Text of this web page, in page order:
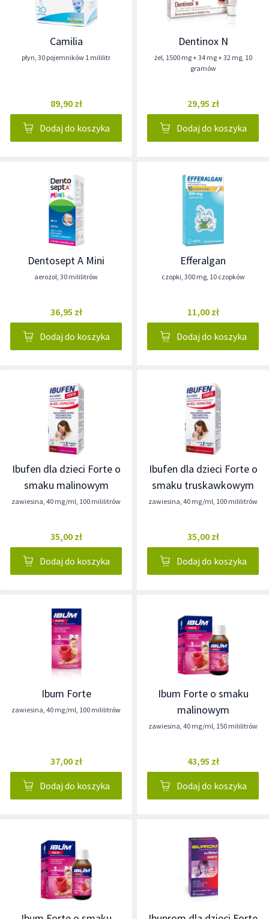
Camilia
płyn, 30 pojemników 1 mililitr
89,90 zł
Dodaj do koszyka
Dentinox N
żel, 1500 mg + 34 mg + 32 mg, 10
gramów
29,95 zł
Dodaj do koszyka
Dentosept A Mini
aerozol, 30 mililitrów
36,95 zł
Dodaj do koszyka
Efferalgan
czopki, 300 mg, 10 czopków
11,00 zł
Dodaj do koszyka
Ibufen dla dzieci Forte o
smaku malinowym
zawiesina, 40 mg/ml, 100 mililitrów
35,00 zł
Dodaj do koszyka
Ibufen dla dzieci Forte o
smaku truskawkowym
zawiesina, 40 mg/ml, 100 mililitrów
35,00 zł
Dodaj do koszyka
Ibum Forte
zawiesina, 40 mg/ml, 100 mililitrów
37,00 zł
Dodaj do koszyka
Ibum Forte o smaku
malinowym
zawiesina, 40 mg/ml, 150 mililitrów
43,95 zł
Dodaj do koszyka